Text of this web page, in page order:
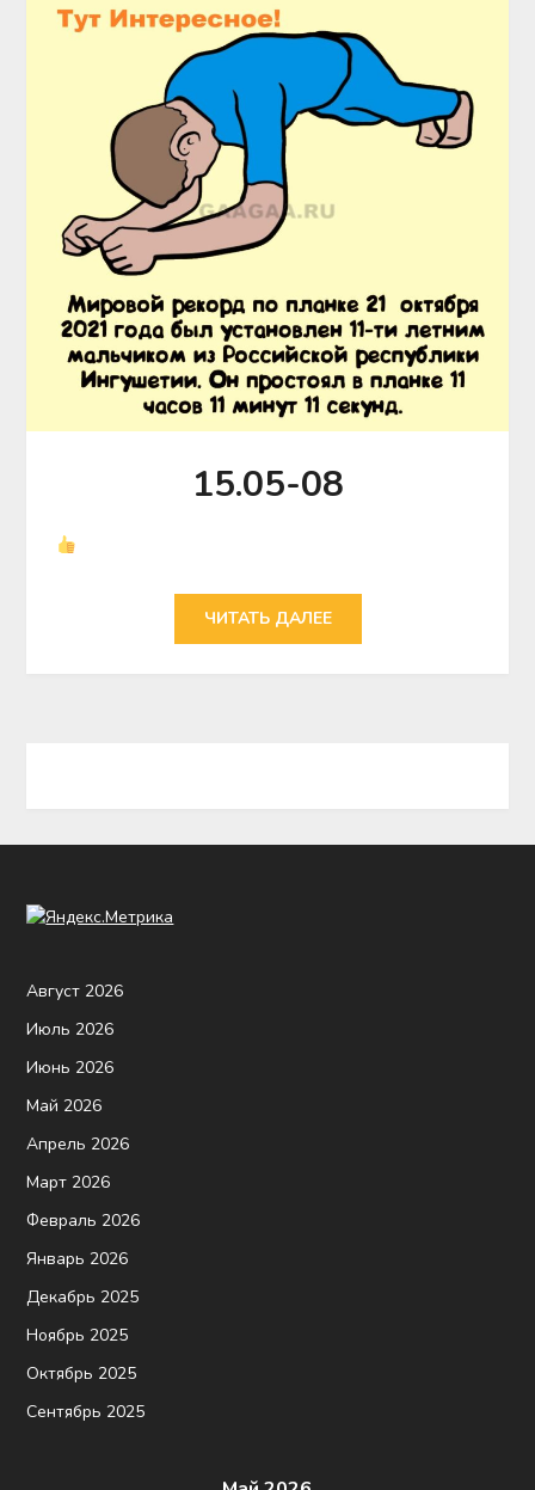
15.05-08
ЧИТАТЬ ДАЛЕЕ
Август 2026
Июль 2026
Июнь 2026
Май 2026
Апрель 2026
Март 2026
Февраль 2026
Январь 2026
Декабрь 2025
Ноябрь 2025
Октябрь 2025
Сентябрь 2025